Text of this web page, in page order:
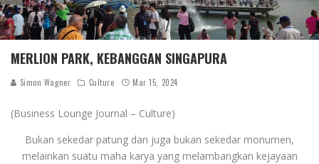
MERLION PARK, KEBANGGAN SINGAPURA
Simon Wagner Culture Mar 15, 2024
(Business Lounge Journal – Culture)
Bukan sekedar patung dan juga bukan sekedar monumen,
melainkan suatu maha karya yang melambangkan kejayaan